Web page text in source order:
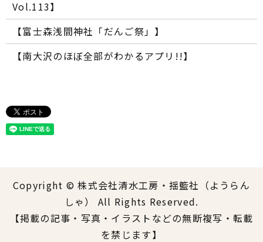
Vol.113】
【富士森浅間神社「だんご祭」】
【南大沢のほぼ全部がわかるアプリ!!】
Copyright © 株式会社清水工房・揺籃社（ようらん
しゃ） All Rights Reserved.
【掲載の記事・写真・イラストなどの無断複写・転載
を禁じます】